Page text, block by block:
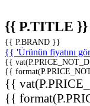
{{ P.TITLE }}
{{ P.BRAND }}
{{ 'Ürünün fiyatını
{{
{{
{{
{{